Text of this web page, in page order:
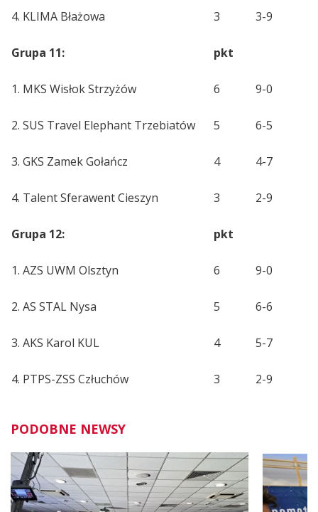
4. KLIMA Błażowa 3 3-9
Grupa 11: pkt
1. MKS Wisłok Strzyżów 6 9-0
2. SUS Travel Elephant Trzebiatów 5 6-5
3. GKS Zamek Gołańcz 4 4-7
4. Talent Sferawent Cieszyn 3 2-9
Grupa 12: pkt
1. AZS UWM Olsztyn 6 9-0
2. AS STAL Nysa 5 6-6
3. AKS Karol KUL 4 5-7
4. PTPS-ZSS Człuchów 3 2-9
PODOBNE NEWSY